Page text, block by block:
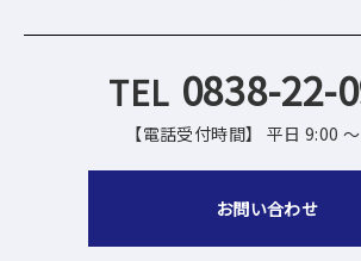
0838-22-
【電話受付時間】 平日 9:00
お問い合わせ